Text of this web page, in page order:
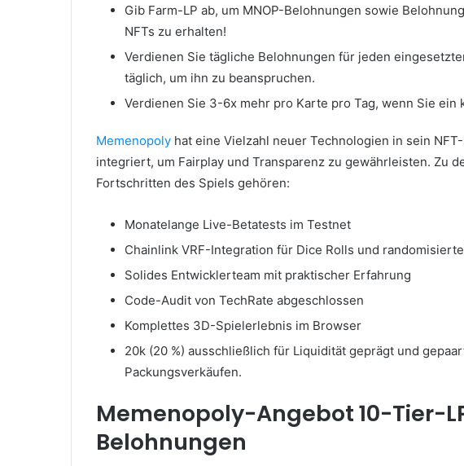
Gib Farm-LP ab, um MNOP-Belohnungen sowie
NFTs zu erhalten!
Verdienen Sie tägliche Belohnungen für jeden
täglich, um ihn zu beanspruchen.
Verdienen Sie 3-6x mehr pro Karte pro Tag, wenn Sie ein
Memenopoly hat eine Vielzahl neuer Technologien in sein
integriert, um Fairplay und Transparenz zu gewährleisten. Zu
Fortschritten des Spiels gehören:
Monatelange Live-Betatests im Testnet
Chainlink VRF-Integration für Dice Rolls und
Solides Entwicklerteam mit praktischer Erfahrung
Code-Audit von TechRate abgeschlossen
Komplettes 3D-Spielerlebnis im Browser
20k (20 %) ausschließlich für Liquidität geprägt und
Packungsverkäufen.
Memenopoly-Angebot 10-Tier-
Belohnungen